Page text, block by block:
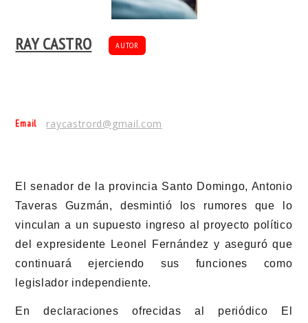
RAY CASTRO AUTOR
Email raycastrord@gmail.com
El senador de la provincia Santo Domingo, Antonio
Taveras Guzmán, desmintió los rumores que lo
vinculan a un supuesto ingreso al proyecto político
del expresidente Leonel Fernández y aseguró que
continuará ejerciendo sus funciones como
legislador independiente.
En declaraciones ofrecidas al periódico El